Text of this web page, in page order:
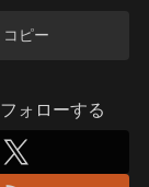
コピー
ォローする